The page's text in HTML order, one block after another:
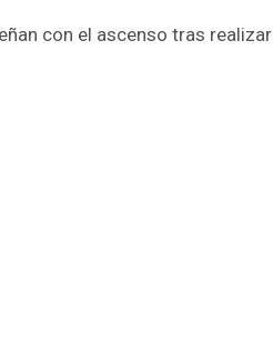
con el ascenso tras realizar